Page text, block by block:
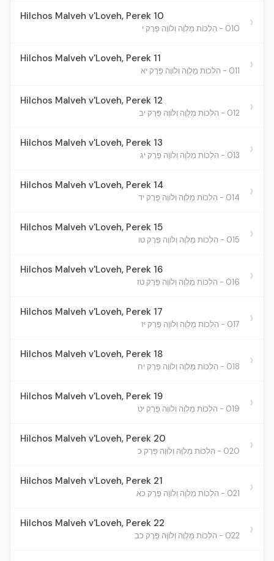
Hilchos Malveh v'Loveh, Perek 10
010 - הִלְכוֹת מַלְוֶה וְלוֹוֶה פֵּרֶק י ›
Hilchos Malveh v'Loveh, Perek 11
011 - הִלְכוֹת מַלְוֶה וְלוֹוֶה פֵּרֶק יא ›
Hilchos Malveh v'Loveh, Perek 12
012 - הִלְכוֹת מַלְוֶה וְלוֹוֶה פֵּרֶק יב ›
Hilchos Malveh v'Loveh, Perek 13
013 - הִלְכוֹת מַלְוֶה וְלוֹוֶה פֵּרֶק יג ›
Hilchos Malveh v'Loveh, Perek 14
014 - הִלְכוֹת מַלְוֶה וְלוֹוֶה פֵּרֶק יד ›
Hilchos Malveh v'Loveh, Perek 15
015 - הִלְכוֹת מַלְוֶה וְלוֹוֶה פֵּרֶק טו ›
Hilchos Malveh v'Loveh, Perek 16
016 - הִלְכוֹת מַלְוֶה וְלוֹוֶה פֵּרֶק טז ›
Hilchos Malveh v'Loveh, Perek 17
017 - הִלְכוֹת מַלְוֶה וְלוֹוֶה פֵּרֶק יז ›
Hilchos Malveh v'Loveh, Perek 18
018 - הִלְכוֹת מַלְוֶה וְלוֹוֶה פֵּרֶק יח ›
Hilchos Malveh v'Loveh, Perek 19
019 - הִלְכוֹת מַלְוֶה וְלוֹוֶה פֵּרֶק יט ›
Hilchos Malveh v'Loveh, Perek 20
020 - הִלְכוֹת מַלְוֶה וְלוֹוֶה פֵּרֶק כ ›
Hilchos Malveh v'Loveh, Perek 21
021 - הִלְכוֹת מַלְוֶה וְלוֹוֶה פֵּרֶק כא ›
Hilchos Malveh v'Loveh, Perek 22
022 - הִלְכוֹת מַלְוֶה וְלוֹוֶה פֵּרֶק כב ›